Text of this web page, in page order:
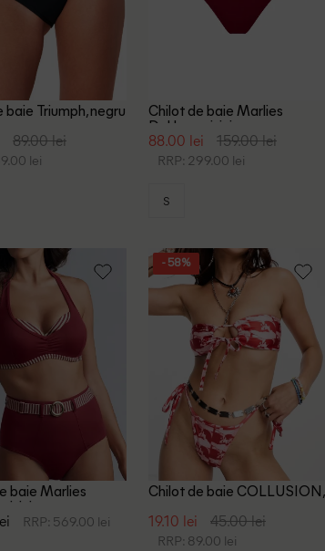
baie Triumph, negru
89.00 lei
lei
Chilot de baie Marlies
Dekkers, visiniu
88.00 lei 159.00 lei
RRP: 299.00 lei
S
baie Marlies
RRP: 569.00 lei
- 58%
Chilot de baie COLLUSION,
19.10 lei 45.00 lei
RRP: 89.00 lei